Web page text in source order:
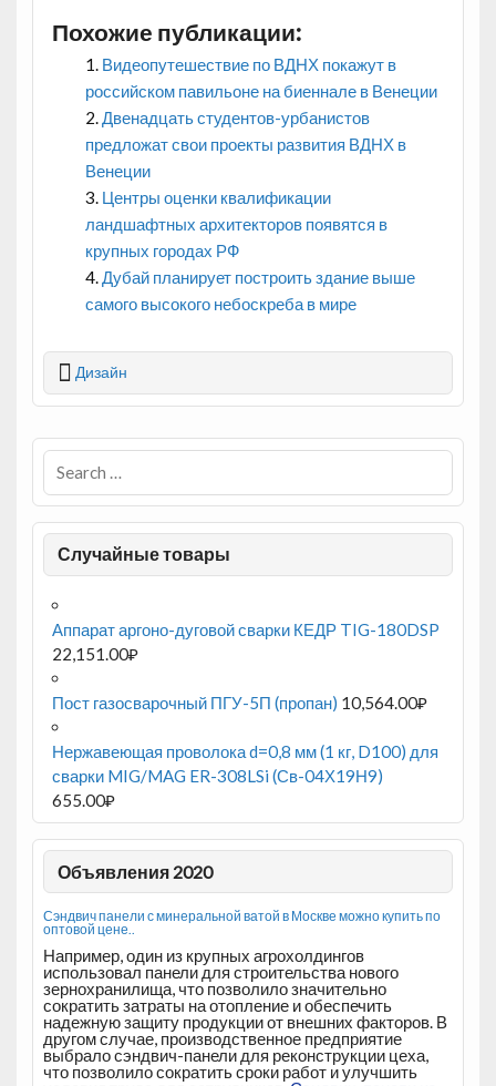
Похожие публикации:
Видеопутешествие по ВДНХ покажут в
российском павильоне на биеннале в Венеции
Двенадцать студентов-урбанистов
предложат свои проекты развития ВДНХ в
Венеции
Центры оценки квалификации
ландшафтных архитекторов появятся в
крупных городах РФ
Дубай планирует построить здание выше
самого высокого небоскреба в мире
Дизайн
Случайные товары
Аппарат аргоно-дуговой сварки КЕДР TIG-180DSP
22,151.00₽
Пост газосварочный ПГУ-5П (пропан) 10,564.00₽
Нержавеющая проволока d=0,8 мм (1 кг, D100) для
сварки MIG/MAG ER-308LSi (Св-04Х19Н9)
655.00₽
Объявления 2020
Сэндвич панели с минеральной ватой в Москве можно купить по
оптовой цене..
Например, один из крупных агрохолдингов
использовал панели для строительства нового
зернохранилища, что позволило значительно
сократить затраты на отопление и обеспечить
надежную защиту продукции от внешних факторов. В
другом случае, производственное предприятие
выбрало сэндвич-панели для реконструкции цеха,
что позволило сократить сроки работ и улучшить